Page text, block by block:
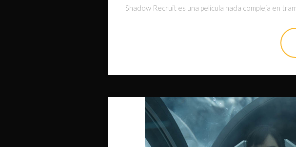
Shadow Recruit es una película nada compleja en